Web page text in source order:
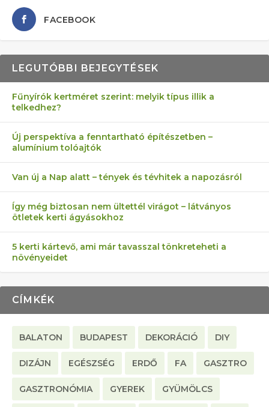
AZ ÖNELLÁTÁS 13 PONTJA
KEZDŐKNEK
6 LEGJOBB NÖVÉNY SZOMSZÉD
ELLEN
AKI ELDOBÁLJA A CIGICSIKKEKET,
AZ EGY KÖ…
FÉLREÉRTETT KERTÉSZKEDÉS:
TÉRKŐ ÉS MURVA
MÁRPEDIG A TŰZIJÁTÉK NEM MENŐ!
FACEBOOK
LEGUTÓBBI BEJEGYTÉSEK
Fűnyírók kertméret szerint: melyik típus illik a
telkedhez?
Új perspektíva a fenntartható építészetben –
alumínium tolóajtók
Van új a Nap alatt – tények és tévhitek a napozásról
Így még biztosan nem ültettél virágot – látványos
ötletek kerti ágyásokhoz
5 kerti kártevő, ami már tavasszal tönkreteheti a
növényeidet
CÍMKÉK
BALATON BUDAPEST DEKORÁCIÓ DIY
DIZÁJN EGÉSZSÉG ERDŐ FA GASZTRO
GASZTRONÓMIA GYEREK GYÜMÖLCS